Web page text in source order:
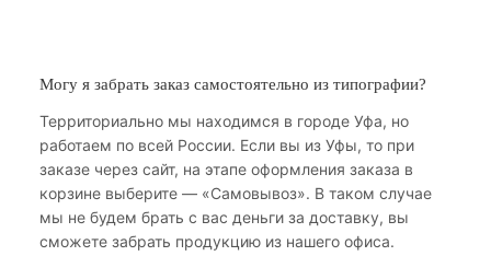
Могу я забрать заказ самостоятельно из типографии?
Территориально мы находимся в городе Уфа, но
работаем по всей России. Если вы из Уфы, то при
заказе через сайт, на этапе оформления заказа в
корзине выберите — «Самовывоз». В таком случае
мы не будем брать с вас деньги за доставку, вы
сможете забрать продукцию из нашего офиса.